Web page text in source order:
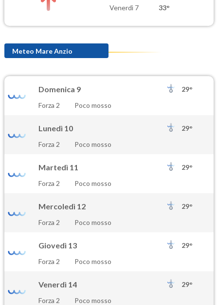
Venerdì 7 33°
Meteo Mare Anzio
Domenica 9
29°
Forza 2
Poco mosso
Lunedì 10
29°
Forza 2
Poco mosso
Martedì 11
29°
Forza 2
Poco mosso
Mercoledì 12
29°
Forza 2
Poco mosso
Giovedì 13
29°
Forza 2
Poco mosso
Venerdì 14
29°
Forza 2
Poco mosso